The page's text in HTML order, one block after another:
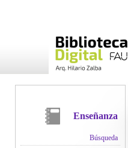
Enseñanza
Búsqueda